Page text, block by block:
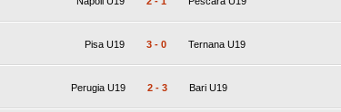
Pisa U19 3 - 0 Ternana U19
Perugia U19 2 - 3 Bari U19